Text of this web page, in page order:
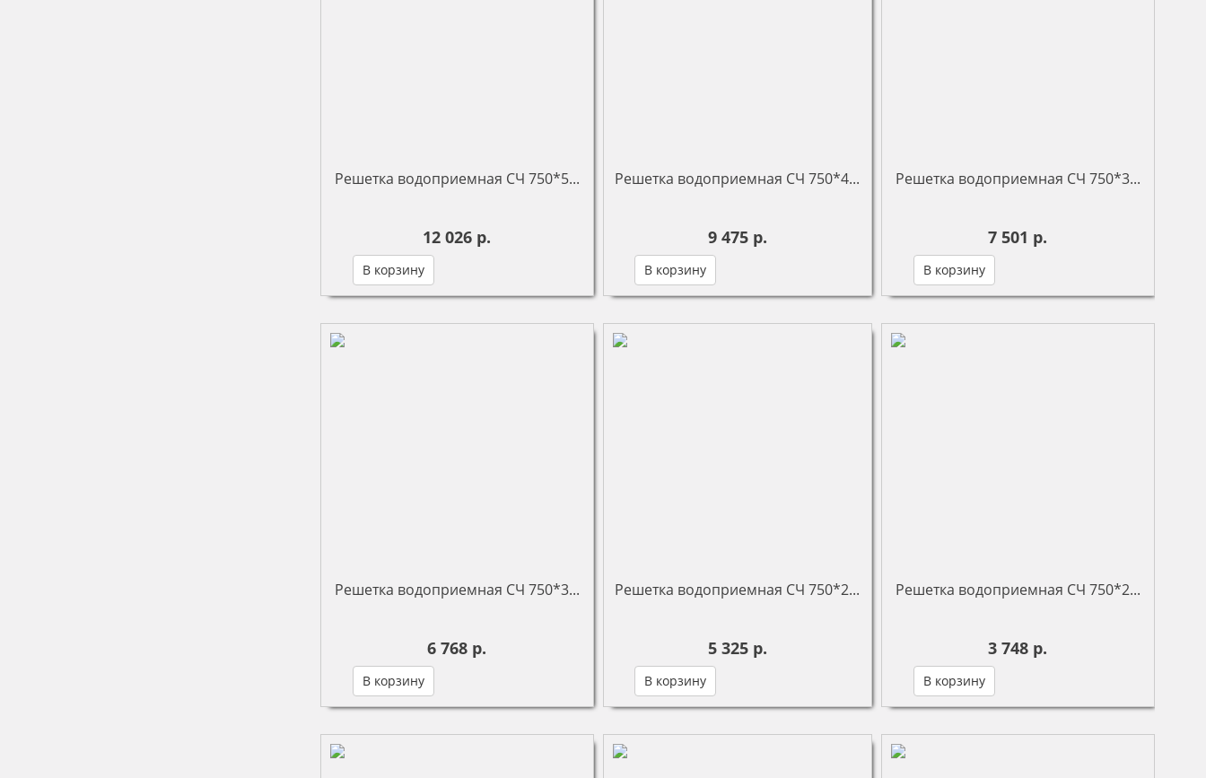
Решетка водоприемная СЧ 750*5...
12 026 р.
В корзину
Решетка водоприемная СЧ 750*4...
9 475 р.
В корзину
Решетка водоприемная СЧ 750*3...
7 501 р.
В корзину
Решетка водоприемная СЧ 750*3...
6 768 р.
В корзину
Решетка водоприемная СЧ 750*2...
5 325 р.
В корзину
Решетка водоприемная СЧ 750*2...
3 748 р.
В корзину